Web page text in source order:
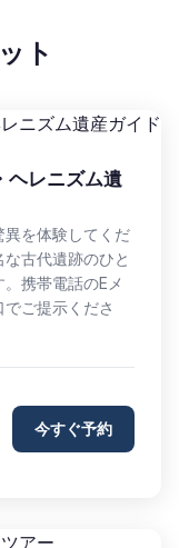
ト
ヘレニズム遺
を体験してくだ
古代遺跡のひと
携帯電話のEメ
ご提示くださ
今すぐ予約